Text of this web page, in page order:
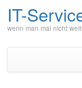
IT-
wenn man mal nicht